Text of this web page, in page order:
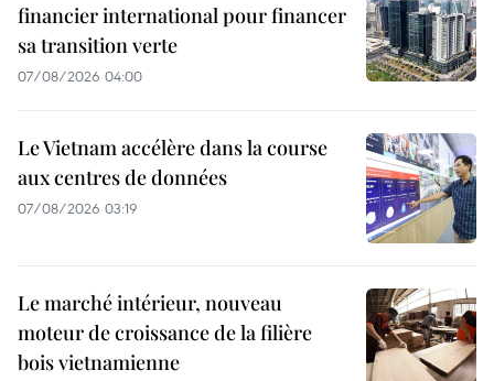
financier international pour financer
sa transition verte
07/08/2026 04:00
Le Vietnam accélère dans la course
aux centres de données
07/08/2026 03:19
Le marché intérieur, nouveau
moteur de croissance de la filière
bois vietnamienne